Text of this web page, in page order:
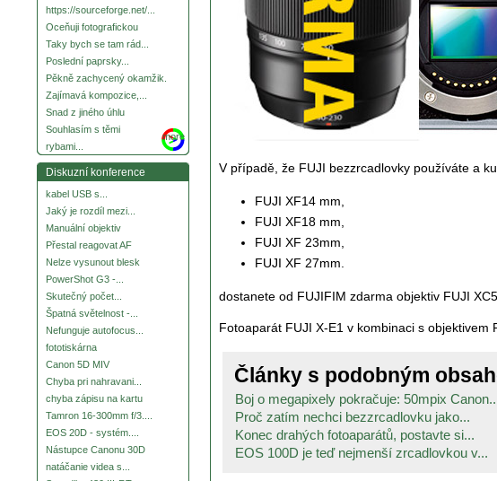
https://sourceforge.net/...
Oceňuji fotografickou
Taky bych se tam rád...
Poslední paprsky...
Pěkně zachycený okamžik.
Zajímavá kompozice,...
Snad z jiného úhlu
Souhlasím s těmi
rybami...
more
Diskuzní konference
kabel USB s...
Jaký je rozdíl mezi...
Manuální objektiv
Přestal reagovat AF
Nelze vysunout blesk
PowerShot G3 -...
Skutečný počet...
Špatná světelnost -...
Nefunguje autofocus...
fototiskárna
Canon 5D MIV
Chyba pri nahravani...
chyba zápisu na kartu
Tamron 16-300mm f/3....
EOS 20D - systém....
Nástupce Canonu 30D
natáčanie videa s...
V případě, že FUJI bezzrcadlovky používáte a
FUJI XF14 mm,
FUJI XF18 mm,
FUJI XF 23mm,
FUJI XF 27mm.
dostanete od FUJIFIM zdarma objektiv FUJI
Fotoaparát FUJI X-E1 v kombinaci s
Články s podobným
Boj o megapixely pokračuje: 50mpix
Proč zatím nechci bezzrcadlovku jako...
Konec drahých fotoaparátů, postavte si...
EOS 100D je teď nejmenší zrcadlovkou v...